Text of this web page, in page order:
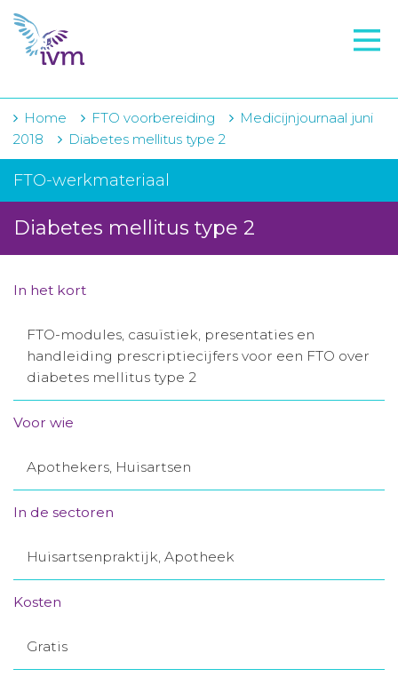
VMI
FTO voorbereiding
IVM-academie
Zorginstellingen
Voorschrijfgedrag
Projecten
Contact
Winkelwagentje
Aanmelden nieuwsbrief
Inloggen
Home FTO voorbereiding
Medicijnjournaal juni
2018
Diabetes mellitus type 2
FTO-werkmateriaal
Diabetes mellitus type 2
In het kort
FTO-modules, casuïstiek, presentaties en
handleiding prescriptiecijfers voor een FTO over
diabetes mellitus type 2
Voor wie
Apothekers, Huisartsen
In de sectoren
Huisartsenpraktijk, Apotheek
Kosten
Gratis